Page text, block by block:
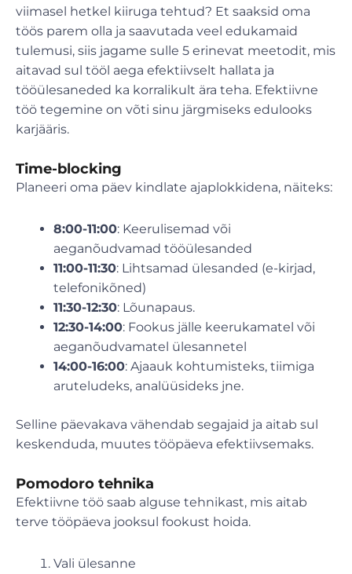
viimasel hetkel kiiruga tehtud? Et saaksid oma
töös parem olla ja saavutada veel edukamaid
tulemusi, siis jagame sulle 5 erinevat meetodit, mis
aitavad sul tööl aega efektiivselt hallata ja
tööülesaneded ka korralikult ära teha. Efektiivne
töö tegemine on võti sinu järgmiseks edulooks
karjääris.
Time-blocking
Planeeri oma päev kindlate ajaplokkidena, näiteks:
8:00-11:00: Keerulisemad või
aeganõudvamad tööülesanded
11:00-11:30: Lihtsamad ülesanded (e-kirjad,
telefonikõned)
11:30-12:30: Lõunapaus.
12:30-14:00: Fookus jälle keerukamatel või
aeganõudvamatel ülesannetel
14:00-16:00: Ajaauk kohtumisteks, tiimiga
aruteludeks, analüüsideks jne.
Selline päevakava vähendab segajaid ja aitab sul
keskenduda, muutes tööpäeva efektiivsemaks.
Pomodoro tehnika
Efektiivne töö saab alguse tehnikast, mis aitab
terve tööpäeva jooksul fookust hoida.
Vali ülesanne